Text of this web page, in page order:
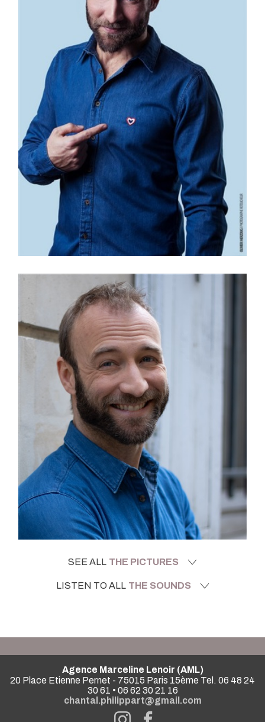
SEE ALL THE PICTURES
LISTEN TO ALL THE SOUNDS
Agence Marceline Lenoir (AML)
20 Place Etienne Pernet - 75015 Paris 15ème Tel. 06 48 24
30 61 • 06 62 30 21 16
chantal.philippart@gmail.com